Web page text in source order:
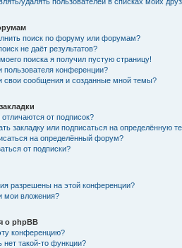
поиск по форуму или форумам?
не даёт результатов?
поиска я получил пустую страницу!
пользователя конференции?
свои сообщения и созданные мной темы?
от подписок?
закладку или подписаться на определённую
на определённый форум?
от подписки?
разрешены на этой конференции?
мои вложения?
о phpBB
конференцию?
нет такой-то функции?